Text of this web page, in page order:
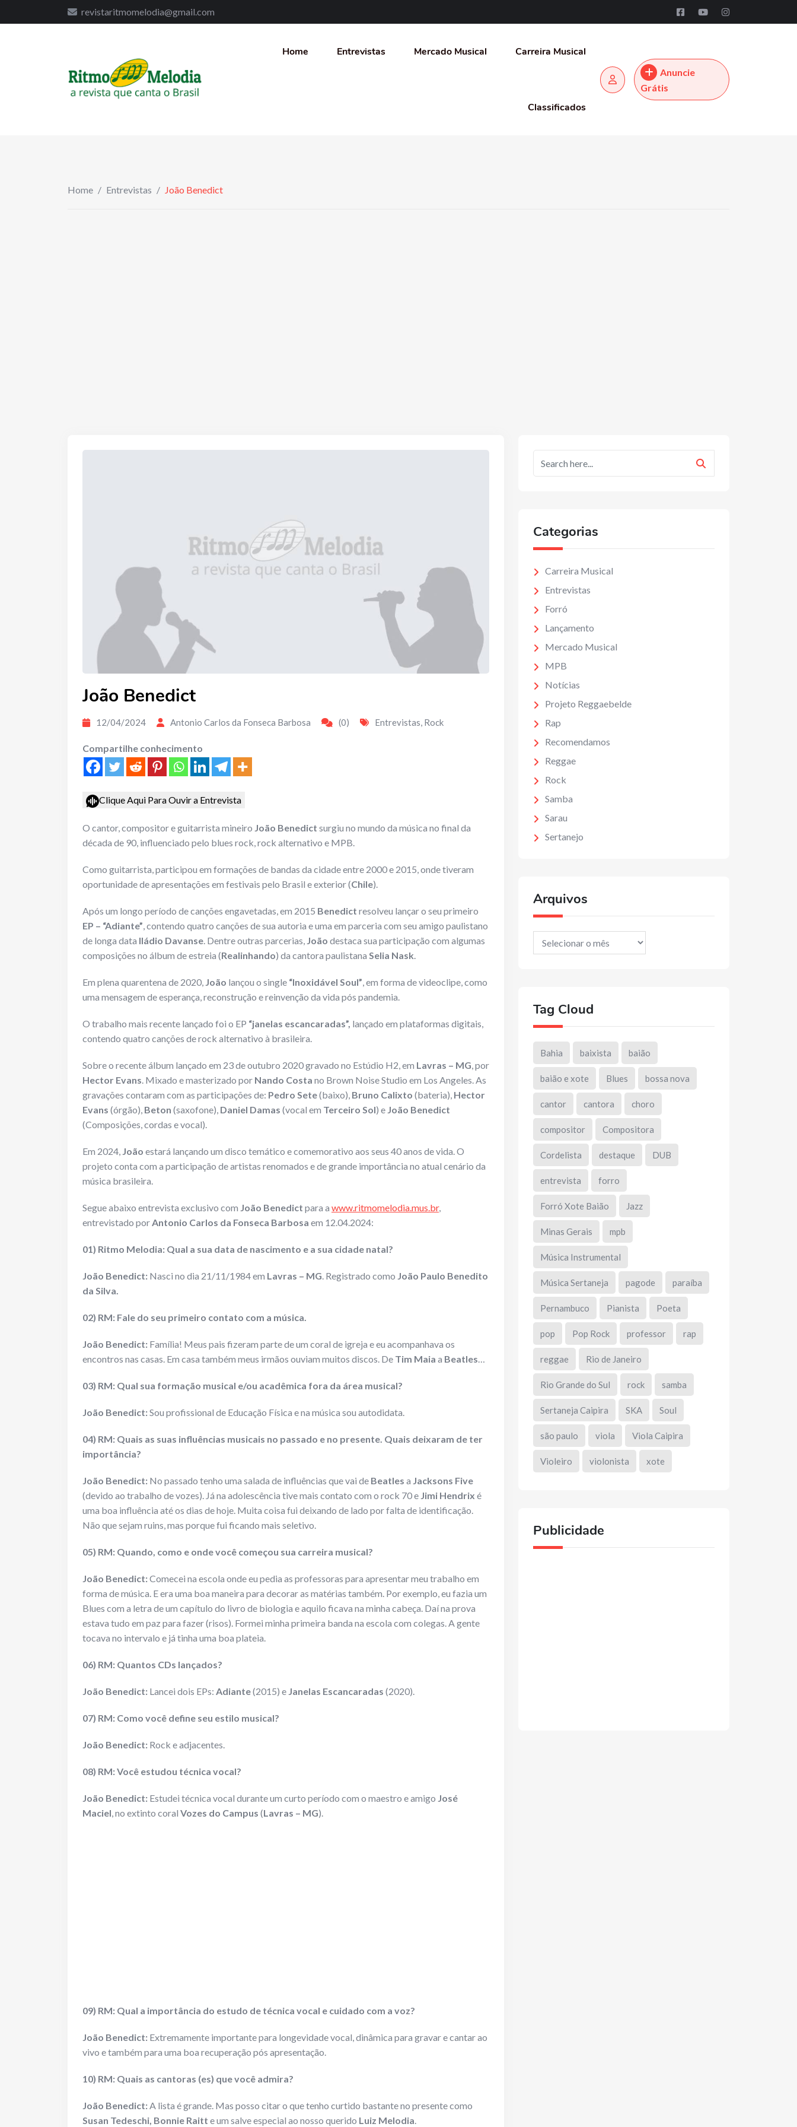
revistaritmomelodia@gmail.com
Home Entrevistas Mercado Musical Carreira Musical
Classificados
Anuncie
Grátis
Home / Entrevistas / João Benedict
João Benedict
12/04/2024 Antonio Carlos da Fonseca Barbosa (0) Entrevistas, Rock
Compartilhe conhecimento
Clique Aqui Para Ouvir a Entrevista
O cantor, compositor e guitarrista mineiro João Benedict surgiu no mundo da música no final da
década de 90, influenciado pelo blues rock, rock alternativo e MPB.
Como guitarrista, participou em formações de bandas da cidade entre 2000 e 2015, onde tiveram
oportunidade de apresentações em festivais pelo Brasil e exterior (Chile).
Após um longo período de canções engavetadas, em 2015 Benedict resolveu lançar o seu primeiro
EP – “Adiante”, contendo quatro canções de sua autoria e uma em parceria com seu amigo paulistano
de longa data Iládio Davanse. Dentre outras parcerias, João destaca sua participação com algumas
composições no álbum de estreia (Realinhando) da cantora paulistana Selia Nask.
Em plena quarentena de 2020, João lançou o single “Inoxidável Soul”, em forma de videoclipe, como
uma mensagem de esperança, reconstrução e reinvenção da vida pós pandemia.
O trabalho mais recente lançado foi o EP “janelas escancaradas”, lançado em plataformas digitais,
contendo quatro canções de rock alternativo à brasileira.
Sobre o recente álbum lançado em 23 de outubro 2020 gravado no Estúdio H2, em Lavras – MG, por
Hector Evans. Mixado e masterizado por Nando Costa no Brown Noise Studio em Los Angeles. As
gravações contaram com as participações de: Pedro Sete(baixo), Bruno Calixto (bateria), Hector
Evans (órgão), Beton (saxofone), Daniel Damas (vocal em Terceiro Sol) e João Benedict
(Composições, cordas e vocal).
Em 2024, João estará lançando um disco temático e comemorativo aos seus 40 anos de vida. O
projeto conta com a participação de artistas renomados e de grande importância no atual cenário da
música brasileira.
Segue abaixo entrevista exclusivo com João Benedict para a www.ritmomelodia.mus.br,
entrevistado porAntonio Carlos da Fonseca Barbosa em 12.04.2024:
01) Ritmo Melodia: Qual a sua data de nascimento e a sua cidade natal?
João Benedict: Nasci no dia 21/11/1984 em Lavras – MG. Registrado como João Paulo Benedito
da Silva.
02) RM: Fale do seu primeiro contato com a música.
João Benedict: Família! Meus pais fizeram parte de um coral de igreja e eu acompanhava os
encontros nas casas. Em casa também meus irmãos ouviam muitos discos. De Tim Maia a Beatles…
03) RM: Qual sua formação musical e/ou acadêmica fora da área musical?
João Benedict:Sou profissional de Educação Física e na música sou autodidata.
04) RM: Quais as suas influências musicais no passado e no presente. Quais deixaram de ter
importância?
João Benedict: No passado tenho uma salada de influências que vai de Beatles a Jacksons Five
(devido ao trabalho de vozes). Já na adolescência tive mais contato com o rock 70 e Jimi Hendrix é
uma boa influência até os dias de hoje. Muita coisa fui deixando de lado por falta de identificação.
Não que sejam ruins, mas porque fui ficando mais seletivo.
05) RM: Quando, como e onde você começou sua carreira musical?
João Benedict:Comecei na escola onde eu pedia as professoras para apresentar meu trabalho em
forma de música. E era uma boa maneira para decorar as matérias também. Por exemplo, eu fazia um
Blues com a letra de um capítulo do livro de biologia e aquilo ficava na minha cabeça. Daí na prova
estava tudo em paz para fazer (risos). Formei minha primeira banda na escola com colegas. A gente
tocava no intervalo e já tinha uma boa plateia.
06) RM: Quantos CDs lançados?
João Benedict: Lancei dois EPs: Adiante(2015) e Janelas Escancaradas (2020).
07) RM: Como você define seu estilo musical?
João Benedict: Rock e adjacentes.
08) RM: Você estudou técnica vocal?
João Benedict: Estudei técnica vocal durante um curto período com o maestro e amigo José
Maciel, no extinto coral Vozes do Campus (Lavras – MG).
09) RM: Qual a importância do estudo de técnica vocal e cuidado com a voz?
João Benedict: Extremamente importante para longevidade vocal, dinâmica para gravar e cantar ao
vivo e também para uma boa recuperação pós apresentação.
10) RM: Quais as cantoras (es) que você admira?
João Benedict:A lista é grande. Mas posso citar o que tenho curtido bastante no presente como
Susan Tedeschi, Bonnie Raitt e um salve especial ao nosso querido Luiz Melodia.
Categorias
Carreira Musical
Entrevistas
Forró
Lançamento
Mercado Musical
MPB
Notícias
Projeto Reggaebelde
Rap
Recomendamos
Reggae
Rock
Samba
Sarau
Sertanejo
Arquivos
Arquivos
Tag Cloud
Bahia baixista baião
baião e xote Blues bossa nova
cantor cantora choro
compositor Compositora
Cordelista destaque DUB
entrevista forro
Forró Xote Baião Jazz
Minas Gerais mpb
Música Instrumental
Música Sertaneja pagode paraíba
Pernambuco Pianista Poeta
pop Pop Rock professor rap
reggae Rio de Janeiro
Rio Grande do Sul rock samba
Sertaneja Caipira SKA Soul
são paulo viola Viola Caipira
Violeiro violonista xote
Publicidade